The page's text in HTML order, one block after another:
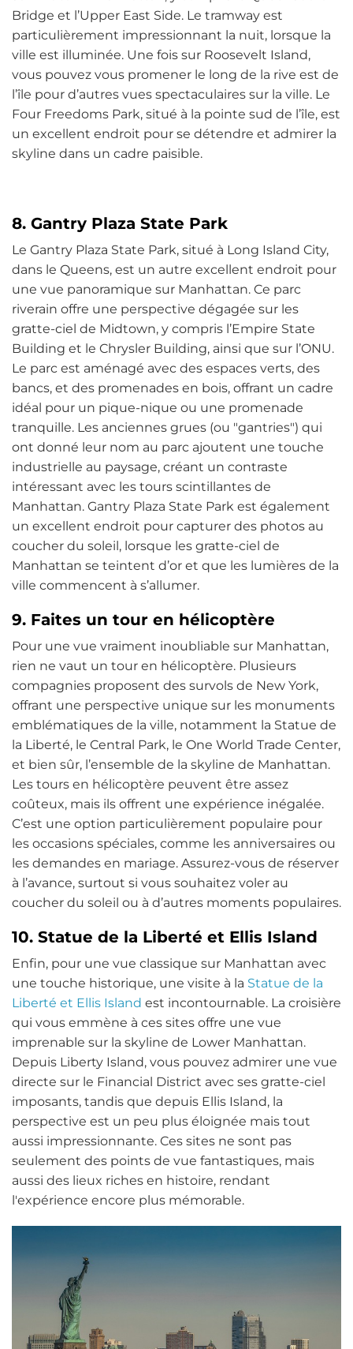
Bridge et l’Upper East Side. Le tramway est
particulièrement impressionnant la nuit, lorsque la
ville est illuminée. Une fois sur Roosevelt Island,
vous pouvez vous promener le long de la rive est de
l’île pour d’autres vues spectaculaires sur la ville. Le
Four Freedoms Park, situé à la pointe sud de l’île, est
un excellent endroit pour se détendre et admirer la
skyline dans un cadre paisible.
8. Gantry Plaza State Park
Le Gantry Plaza State Park, situé à Long Island City,
dans le Queens, est un autre excellent endroit pour
une vue panoramique sur Manhattan. Ce parc
riverain offre une perspective dégagée sur les
gratte-ciel de Midtown, y compris l’Empire State
Building et le Chrysler Building, ainsi que sur l’ONU.
Le parc est aménagé avec des espaces verts, des
bancs, et des promenades en bois, offrant un cadre
idéal pour un pique-nique ou une promenade
tranquille. Les anciennes grues (ou "gantries") qui
ont donné leur nom au parc ajoutent une touche
industrielle au paysage, créant un contraste
intéressant avec les tours scintillantes de
Manhattan. Gantry Plaza State Park est également
un excellent endroit pour capturer des photos au
coucher du soleil, lorsque les gratte-ciel de
Manhattan se teintent d’or et que les lumières de la
ville commencent à s’allumer.
9. Faites un tour en hélicoptère
Pour une vue vraiment inoubliable sur Manhattan,
rien ne vaut un tour en hélicoptère. Plusieurs
compagnies proposent des survols de New York,
offrant une perspective unique sur les monuments
emblématiques de la ville, notamment la Statue de
la Liberté, le Central Park, le One World Trade Center,
et bien sûr, l’ensemble de la skyline de Manhattan.
Les tours en hélicoptère peuvent être assez
coûteux, mais ils offrent une expérience inégalée.
C’est une option particulièrement populaire pour
les occasions spéciales, comme les anniversaires ou
les demandes en mariage. Assurez-vous de réserver
à l’avance, surtout si vous souhaitez voler au
coucher du soleil ou à d’autres moments populaires.
10. Statue de la Liberté et Ellis Island
Enfin, pour une vue classique sur Manhattan avec
une touche historique, une visite à la Statue de la
Liberté et Ellis Island est incontournable. La croisière
qui vous emmène à ces sites offre une vue
imprenable sur la skyline de Lower Manhattan.
Depuis Liberty Island, vous pouvez admirer une vue
directe sur le Financial District avec ses gratte-ciel
imposants, tandis que depuis Ellis Island, la
perspective est un peu plus éloignée mais tout
aussi impressionnante. Ces sites ne sont pas
seulement des points de vue fantastiques, mais
aussi des lieux riches en histoire, rendant
l'expérience encore plus mémorable.